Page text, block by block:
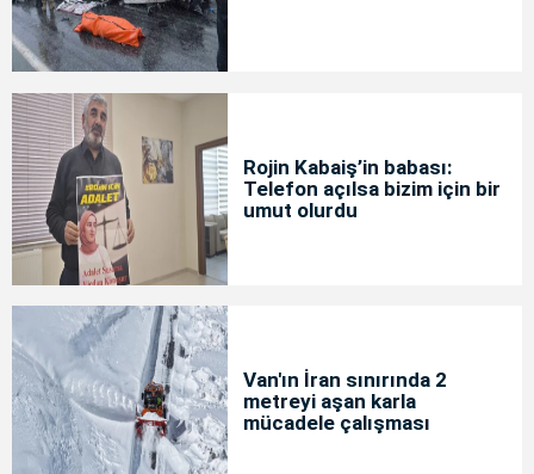
Rojin Kabaiş’in babası:
Telefon açılsa bizim için bir
umut olurdu
Van'ın İran sınırında 2
metreyi aşan karla
mücadele çalışması